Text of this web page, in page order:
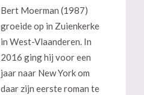
Bert Moerman (1987)
groeide op in Zuienkerke
in West-Vlaanderen. In
2016 ging hij voor een
jaar naar New York om
daar zijn eerste roman te